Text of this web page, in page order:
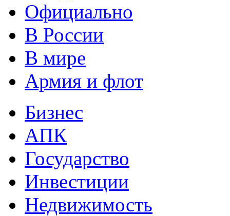
Официально
В России
В мире
Армия и флот
Бизнес
АПК
Государство
Инвестиции
Недвижимость